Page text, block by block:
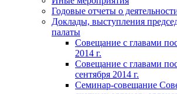
Годовые отчеты о
Доклады, выступления
палаты
Совещание с главами
2014 г.
Совещание с главами
сентября 2014 г.
Семинар-совещание